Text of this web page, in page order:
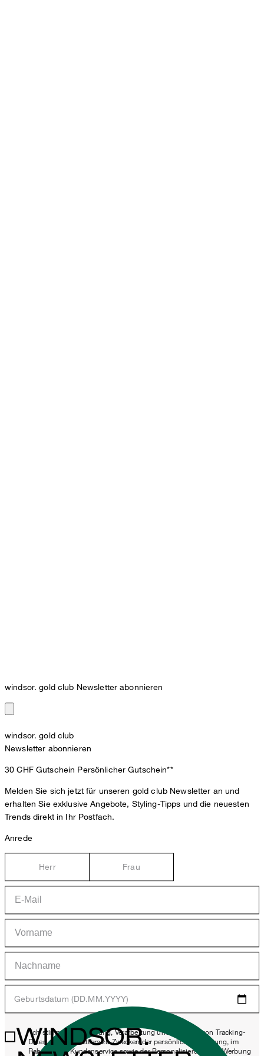
windsor. gold club Newsletter abonnieren
windsor. gold club
Newsletter abonnieren
30 CHF Gutschein Persönlicher Gutschein**
Melden Sie sich jetzt für unseren gold club Newsletter an und
erhalten Sie exklusive Angebote, Styling-Tipps und die neuesten
Trends direkt in Ihr Postfach.
Anrede
Herr Frau
Geburtsdatum (DD.MM.YYYY)
*Ich stimme der Erhebung, Verarbeitung und Nutzung von Tracking-
Daten des Newsletters zu Zwecken der persönlichen Beratung, im
Rahmen des Kundenservice sowie der Personalisierung von Werbung
WINDSOR.